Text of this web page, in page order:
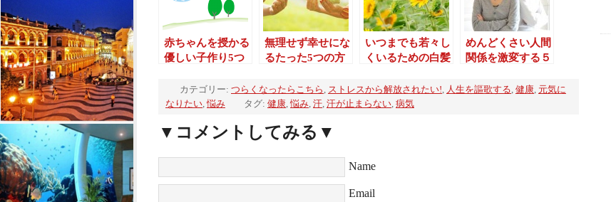
赤ちゃんを授かる
優しい子作り5つ
無理せず幸せにな
るたった5つの方
いつまでも若々し
くいるための白髪
めんどくさい人間
関係を激変する５
カテゴリー: つらくなったらこちら ストレスから解放されたい! 人生を謳歌する 健康 元気に
なりたい ,悩み タグ: 健康 ,悩み 汗 汗が止まらない 病気
▼コメントしてみる▼
Name
Email